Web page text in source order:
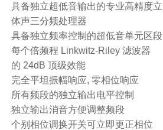
具备独立超低音输出的专业高精度立
体声三分频处理器
具备独立频率控制的超低音单元区段
每个倍频程 Linkwitz-Riley 滤波器
的 24dB 顶级效能
完全平坦振幅响应, 零相位响应
所有频段的独立输出电平控制
独立输出消音方便调整频段
个别相位调换开关可立即更正相位